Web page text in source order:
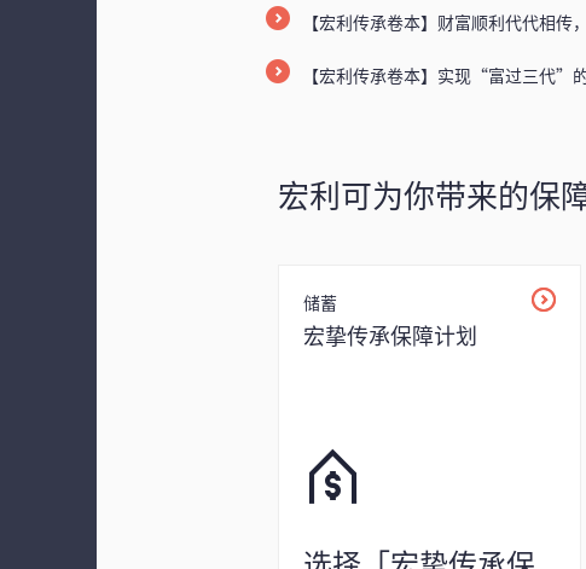
【宏利传承卷本】财富顺利代代相
【宏利传承卷本】实现“富过三代”
宏利可为你带来的保
储蓄
宏挚传承保障计划